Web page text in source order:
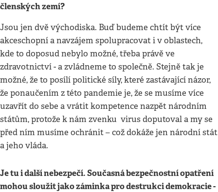
členských zemí?
Jsou jen dvě východiska. Buď budeme chtít být více
akceschopní a navzájem spolupracovat i v oblastech,
kde to doposud nebylo možné, třeba právě ve
zdravotnictví - a zvládneme to společně. Stejně tak je
možné, že to posílí politické síly, které zastávající názor,
že ponaučením z této pandemie je, že se musíme více
uzavřít do sebe a vrátit kompetence nazpět národním
státům, protože k nám zvenku virus doputoval a my se
před ním musíme ochránit – což dokáže jen národní stát
a jeho vláda.
Je tu i další nebezpečí. Současná bezpečnostní opatření
mohou sloužit jako záminka pro destrukci demokracie -